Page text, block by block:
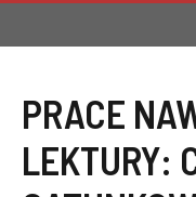
PRACE
LEKTURY: